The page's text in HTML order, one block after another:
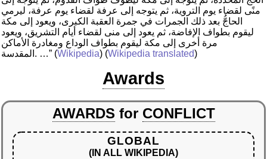
منًى لقضاء يوم التروية، ثم يتوجه إلى عرفة لقضاء يوم عرفة، ليرمي
الحاجُّ بعد ذلك الجمرات في جمرة العقبة الكبرى، ويعود إلى مكة
ليقوم بطواف الإفاضة، ثم يعود إلى منى لقضاء أيام التشريق، ويعود
مرة أخرى إلى مكة ليقوم بطواف الوداع ومغادرة الأماكن
المقدسة. …” (Wikipedia) (Wikipedia translated)
Awards
AWARDS for CONFLICT
GLOBAL
(IN ALL WIKIPEDIA)